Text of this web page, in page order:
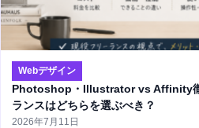
Webデザイン
Photoshop・Illustrator vs Affinity
ランスはどちらを選ぶべき？
2026年7月11日